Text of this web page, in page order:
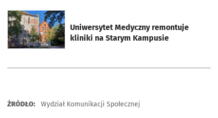
Uniwersytet Medyczny remontuje
kliniki na Starym Kampusie
otworzy się w nowej karcie
ŹRÓDŁO: Wydział Komunikacji Społecznej